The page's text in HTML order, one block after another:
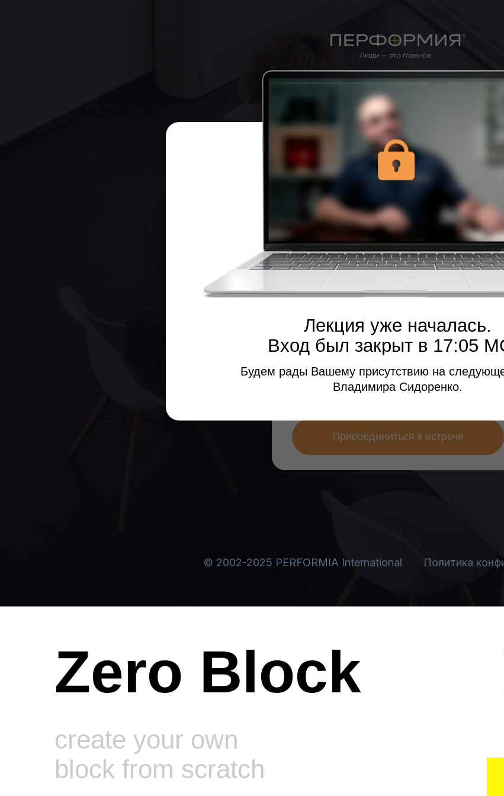
Присоединиться к встрече
Для регистрации на встречу введите свои
данные ниже:
+7
Заполните форму ниже,
чтобы подключиться
ко встрече в ZOOM
Лекция уже началась.
Будем рады Вашему присутствию на следующей лекции
Владимира Сидоренко.
Zero Block
create your own
block from scratch